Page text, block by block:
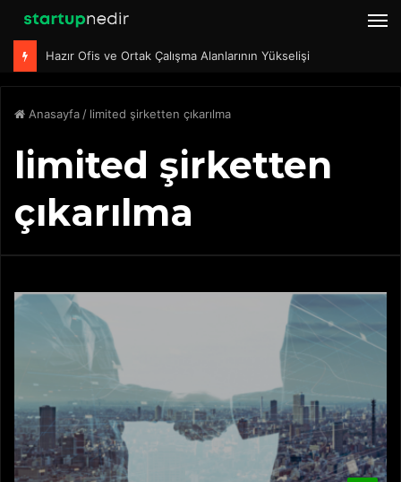
Hazır Ofis ve Ortak Çalışma Alanlarının Yükselişi
Anasayfa / limited şirketten çıkarılma
limited şirketten
çıkarılma